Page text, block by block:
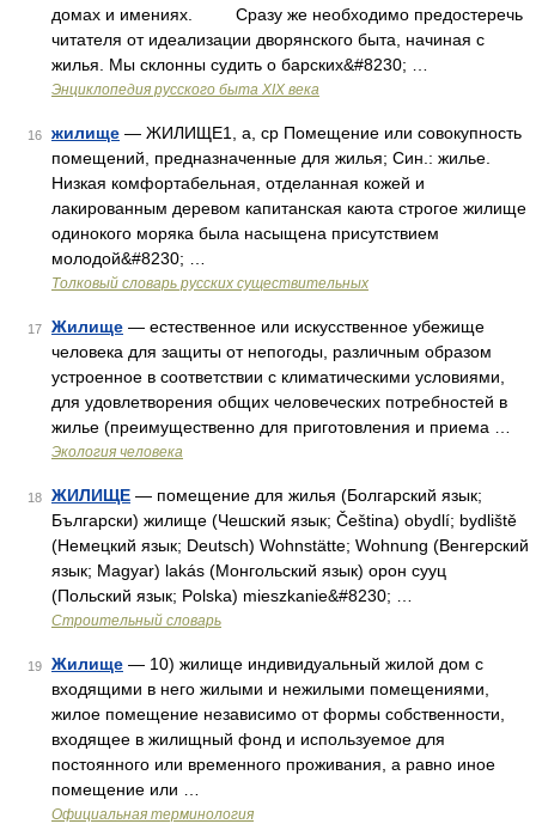
домах и имениях. Сразу же необходимо предостеречь
читателя от идеализации дворянского быта, начиная с
жилья. Мы склонны судить о барских&#8230; …
Энциклопедия русского быта XIX века
16 жилище — ЖИЛИЩЕ1, а, ср Помещение или совокупность
помещений, предназначенные для жилья; Син.: жилье.
Низкая комфортабельная, отделанная кожей и
лакированным деревом капитанская каюта строгое жилище
одинокого моряка была насыщена присутствием
молодой&#8230; …
Толковый словарь русских существительных
17 Жилище — естественное или искусственное убежище
человека для защиты от непогоды, различным образом
устроенное в соответствии с климатическими условиями,
для удовлетворения общих человеческих потребностей в
жилье (преимущественно для приготовления и приема …
Экология человека
18 ЖИЛИЩЕ — помещение для жилья (Болгарский язык;
Български) жилище (Чешский язык; Čeština) obydlí; bydliště
(Немецкий язык; Deutsch) Wohnstätte; Wohnung (Венгерский
язык; Magyar) lakás (Монгольский язык) орон сууц
(Польский язык; Polska) mieszkanie&#8230; …
Строительный словарь
19 Жилище — 10) жилище индивидуальный жилой дом с
входящими в него жилыми и нежилыми помещениями,
жилое помещение независимо от формы собственности,
входящее в жилищный фонд и используемое для
постоянного или временного проживания, а равно иное
помещение или …
Официальная терминология